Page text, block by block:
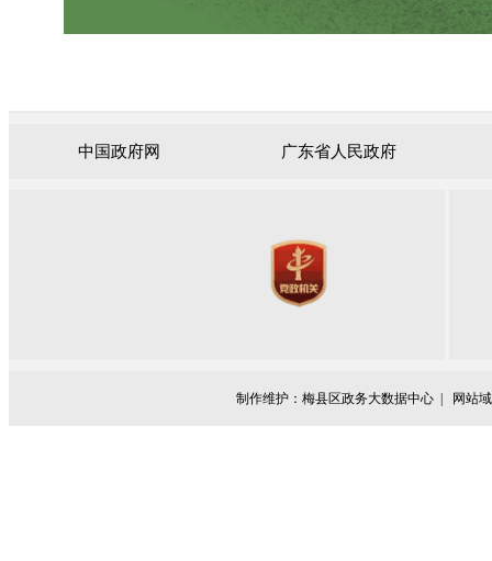
中国政府网 广东省人民政府
制作维护：梅县区政务大数据中心 | 网站